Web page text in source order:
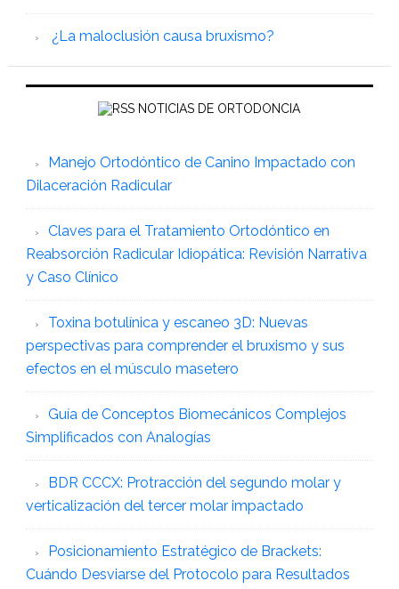
¿La maloclusión causa bruxismo?
NOTICIAS DE ORTODONCIA
Manejo Ortodóntico de Canino Impactado con
Dilaceración Radicular
Claves para el Tratamiento Ortodóntico en
Reabsorción Radicular Idiopática: Revisión Narrativa
y Caso Clínico
Toxina botulínica y escaneo 3D: Nuevas
perspectivas para comprender el bruxismo y sus
efectos en el músculo masetero
Guía de Conceptos Biomecánicos Complejos
Simplificados con Analogías
BDR CCCX: Protracción del segundo molar y
verticalización del tercer molar impactado
Posicionamiento Estratégico de Brackets:
Cuándo Desviarse del Protocolo para Resultados